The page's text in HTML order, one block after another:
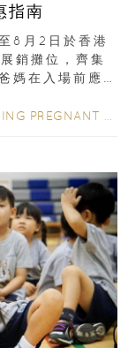
指南
8月2日於香港
銷攤位，齊集
媽在入場前應
PREGNANT